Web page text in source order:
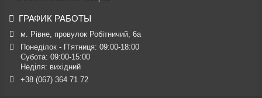
ГРАФИК РАБОТЫ
м. Рівне, провулок Робітничий, 6а
Понеділок - П’ятниця: 09:00-18:00
Субота: 09:00-15:00
Неділя: вихідний
+38 (067) 364 71 72